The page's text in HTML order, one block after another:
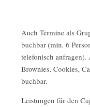
Auch Termine als
buchbar (min. 6
telefonisch
Brownies, Cookies,
buchbar.
Leistungen für den